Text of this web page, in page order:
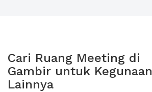
Cari Ruang Meeting di
Gambir untuk Kegunaan
Lainnya